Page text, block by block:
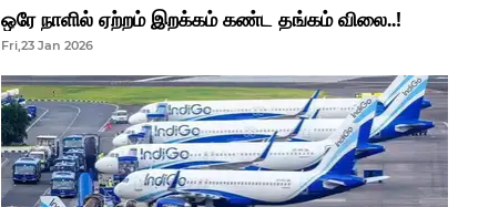
ஒரே நாளில் ஏற்றம் இறக்கம் கண்ட தங்கம் விலை..!
Fri,23 Jan 2026